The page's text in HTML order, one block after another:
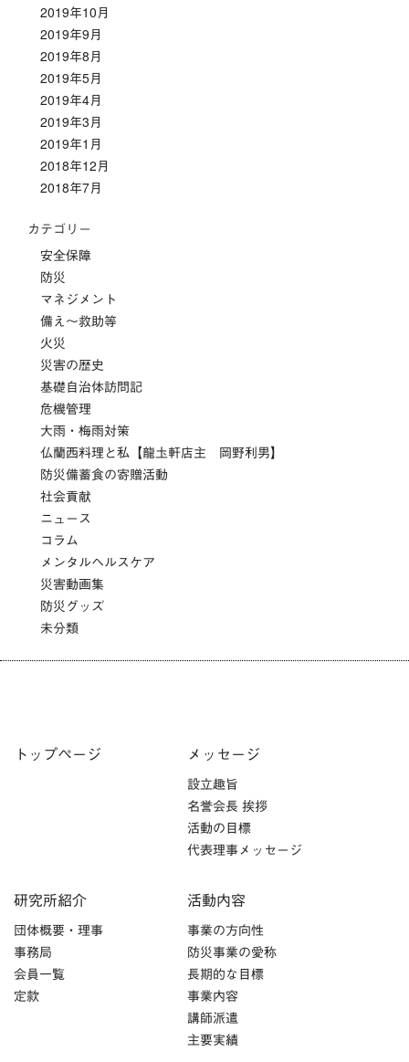
2019年10月
2019年9月
2019年8月
2019年5月
2019年4月
2019年3月
2019年1月
2018年12月
2018年7月
カテゴリー
安全保障
防災
マネジメント
備え～救助等
火災
災害の歴史
基礎自治体訪問記
危機管理
大雨・梅雨対策
仏蘭西料理と私【龍圡軒店主 岡野利男】
防災備蓄食の寄贈活動
社会貢献
ニュース
コラム
メンタルヘルスケア
災害動画集
防災グッズ
未分類
トップページ メッセージ
設立趣旨
名誉会長 挨拶
活動の目標
代表理事メッセージ
研究所紹介
団体概要・理事
事務局
会員一覧
定款
活動内容
事業の方向性
防災事業の愛称
長期的な目標
事業内容
講師派遣
主要実績